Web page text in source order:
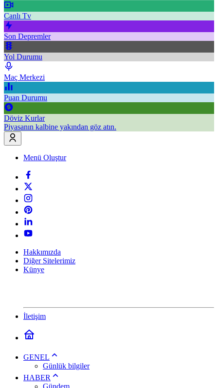
Canlı Tv
Son Depremler
Yol Durumu
Maç Merkezi
Puan Durumu
Döviz Kurlar
Piyasanın kalbine yakından göz atın.
Menü Oluştur
Hakkımızda
Diğer Sitelerimiz
Künye
İletişim
GENEL
Günlük bilgiler
HABER
Gündem